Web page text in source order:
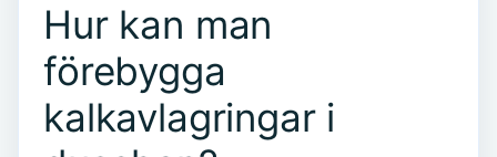
Hur kan man
förebygga
kalkavlagringar i